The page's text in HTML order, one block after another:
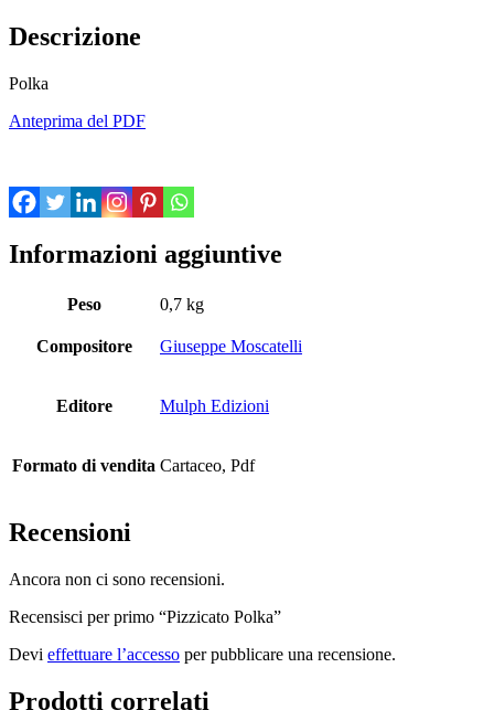
Descrizione
Polka
Anteprima del PDF
Informazioni aggiuntive
Peso 0,7 kg
Compositore Giuseppe Moscatelli
Editore Mulph Edizioni
Formato di vendita Cartaceo, Pdf
Recensioni
Ancora non ci sono recensioni.
Recensisci per primo “Pizzicato Polka”
Devi effettuare l’accesso per pubblicare una recensione.
Prodotti correlati